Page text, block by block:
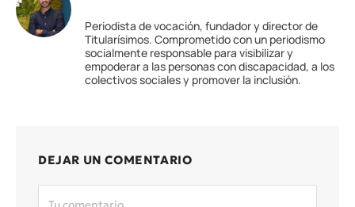
Periodista de vocación, fundador y director de
Titularísimos. Comprometido con un periodismo
socialmente responsable para visibilizar y
empoderar a las personas con discapacidad, a los
colectivos sociales y promover la inclusión.
DEJAR UN COMENTARIO